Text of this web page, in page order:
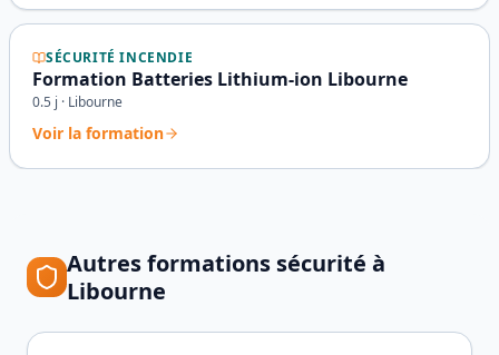
SÉCURITÉ INCENDIE
Formation Batteries Lithium-ion Libourne
0.5 j · Libourne
Voir la formation
Autres formations sécurité à
Libourne